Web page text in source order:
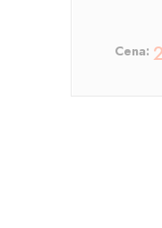
Cena: